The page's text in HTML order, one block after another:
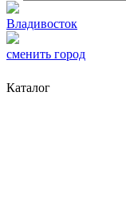
Владивосток
сменить город
Каталог